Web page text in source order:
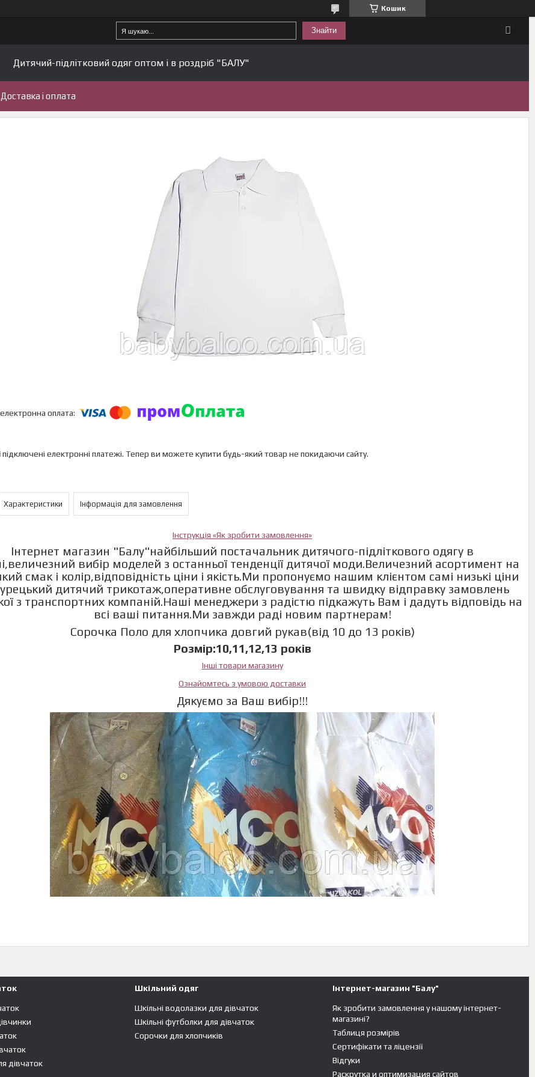
Кошик
Знайти
Дитячий-підлітковий одяг оптом і в роздріб "БАЛУ"
Доставка і оплата
підключені електронні платежі. Тепер ви можете купити будь-який товар не покидаючи сайту.
Характеристики Інформація для замовлення
Інструкція «Як зробити замовлення»
Інтернет магазин "Балу"найбільший постачальник дитячого-підліткового одягу в
вибір моделей з останньої тенденції дитячої моди.Величезний асортимент на
смак і колір,відповідність ціни і якість.Ми пропонуємо нашим клієнтом самі низькі ціни
дитячий трикотаж,оперативне обслуговування та швидку відправку замовлень
з транспортних компаній.Наші менеджери з радістю підкажуть Вам і дадуть відповідь на
всі ваші питання.Ми завжди раді новим партнерам!
Сорочка Поло для хлопчика довгий рукав(від 10 до 13 років)
Розмір:10,11,12,13 років
Інші товари магазину
Ознайомтесь з умовою доставки
Дякуємо за Ваш вибір!!!
дівчаток
Шкільний одяг
Шкільні водолазки для дівчаток
Шкільні футболки для дівчаток
Сорочки для хлопчиків
Інтернет-магазин "Балу"
Як зробити замовлення у нашому інтернет-
магазині?
Таблиця розмірів
Сертифікати та ліцензії
Відгуки
Раскрутка и оптимизация сайтов